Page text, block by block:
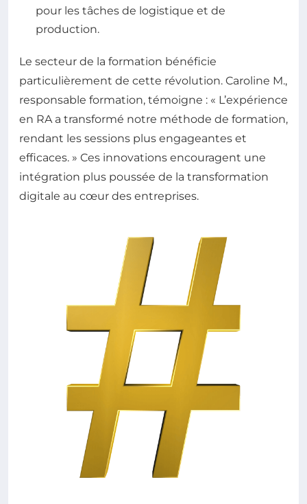
pour les tâches de logistique et de
production.
Le secteur de la formation bénéficie
particulièrement de cette révolution. Caroline M.,
responsable formation, témoigne : « L’expérience
en RA a transformé notre méthode de formation,
rendant les sessions plus engageantes et
efficaces. » Ces innovations encouragent une
intégration plus poussée de la transformation
digitale au cœur des entreprises.